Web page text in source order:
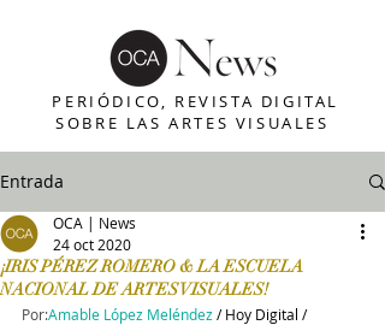
PERIÓDICO, REVISTA DIGITAL
SOBRE LAS ARTES VISUALES
Entrada
¡IRIS PÉREZ ROMERO & LA ESCUELA
NACIONAL DE ARTES VISUALES!
OCA | News
24 oct 2020
Por:Amable López Meléndez / Hoy Digital /